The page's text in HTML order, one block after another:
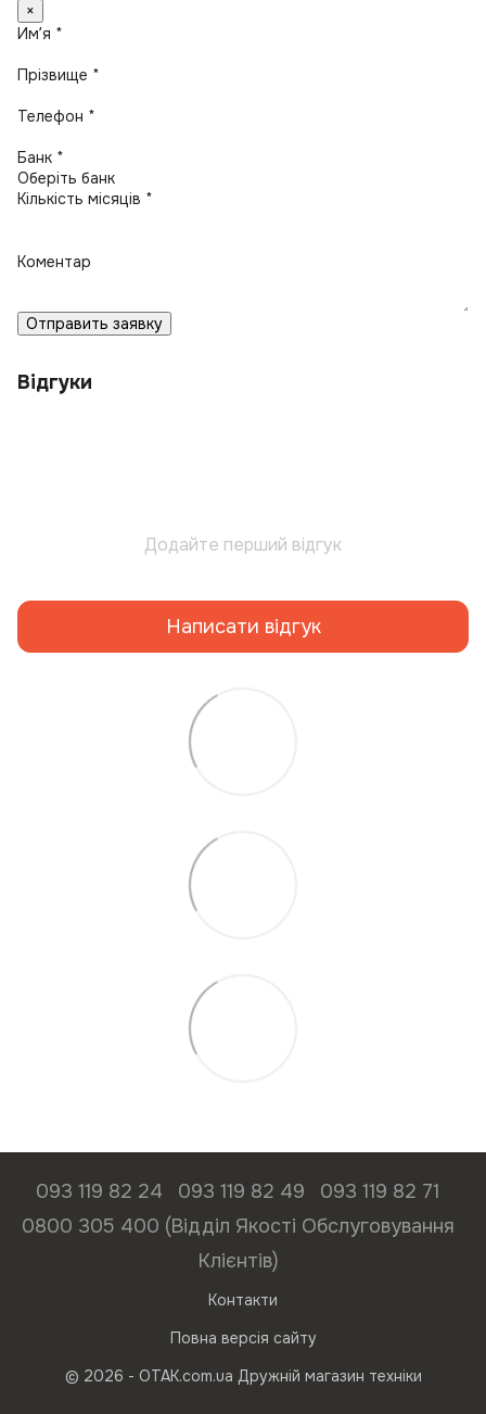
×
Имʼя *
Прізвище *
Телефон *
Банк *
Кількість місяців *
Коментар
Отправить заявку
Відгуки
Додайте перший відгук
Написати відгук
093 119 82 24 093 119 82 49
093 119 82 71
0800 305 400 (Відділ Якості Обслуговування
Клієнтів)
Контакти
Повна версія сайту
© 2026 - ОТАК.com.ua Дружній магазин техніки